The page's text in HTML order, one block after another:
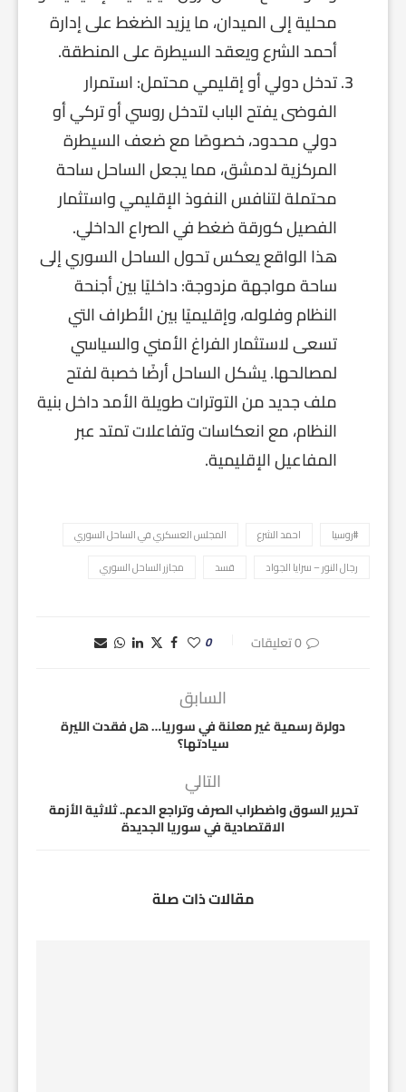
محلية إلى الميدان، ما يزيد الضغط على إدارة
أحمد الشرع ويعقد السيطرة على المنطقة.
تدخل دولي أو إقليمي محتمل: استمرار
الفوضى يفتح الباب لتدخل روسي أو تركي أو
دولي محدود، خصوصًا مع ضعف السيطرة
المركزية لدمشق، مما يجعل الساحل ساحة
محتملة لتنافس النفوذ الإقليمي واستثمار
الفصيل كورقة ضغط في الصراع الداخلي.
هذا الواقع يعكس تحول الساحل السوري إلى
ساحة مواجهة مزدوجة: داخليًا بين أجنحة
النظام وفلوله، وإقليميًا بين الأطراف التي
تسعى لاستثمار الفراغ الأمني والسياسي
لمصالحها. يشكل الساحل أرضًا خصبة لفتح
ملف جديد من التوترات طويلة الأمد داخل بنية
النظام، مع انعكاسات وتفاعلات تمتد عبر
المفاعيل الإقليمية.
#روسيا احمد الشرع
المجلس العسكري في الساحل السوري
رجال النور – سرايا الجواد
قسد مجازر الساحل السوري
0 تعليقات 0
السابق
دولرة رسمية غير معلنة في سوريا… هل فقدت الليرة
سيادتها؟
التالي
تحرير السوق واضطراب الصرف وتراجع الدعم.. ثلاثية الأزمة
الاقتصادية في سوريا الجديدة
مقالات ذات صلة